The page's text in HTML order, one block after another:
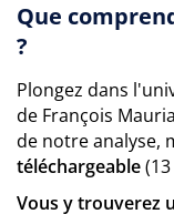
Que
?
Plongez dans
de François
de notre analyse,
téléchargeable
Vous y trouverez